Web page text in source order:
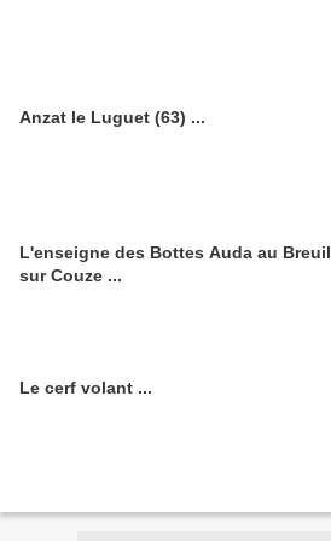
Anzat le Luguet (63) ...
L'enseigne des Bottes Auda au Breuil
sur Couze ...
Le cerf volant ...